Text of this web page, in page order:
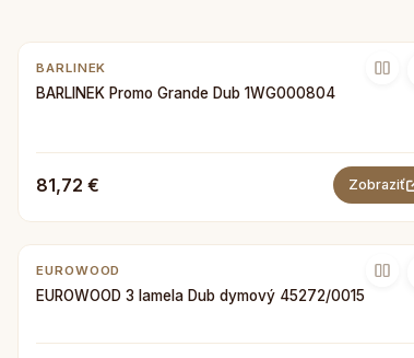
BARLINEK
BARLINEK Promo Grande Dub 1WG000804
81,72 € Zobraziť
EUROWOOD
EUROWOOD 3 lamela Dub dymový 45272/0015